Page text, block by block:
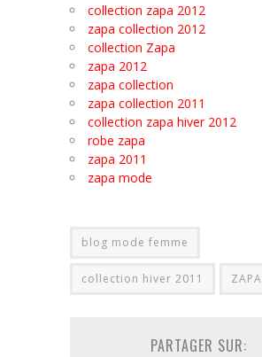
collection zapa 2012
zapa collection 2012
collection Zapa
zapa 2012
zapa collection
zapa collection 2011
collection zapa hiver 2012
robe zapa
zapa 2011
zapa mode
blog mode femme
collection hiver 2011 ZAPA
PARTAGER SUR: